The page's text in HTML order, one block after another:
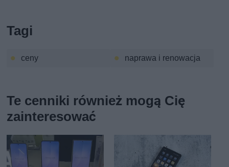
Tagi
ceny naprawa i renowacja
Te cenniki również mogą Cię
zainteresować